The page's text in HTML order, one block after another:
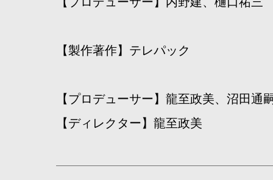
【製作著作】テレパック
【プロデューサー】龍至政美、沼田通
【ディレクター】龍至政美